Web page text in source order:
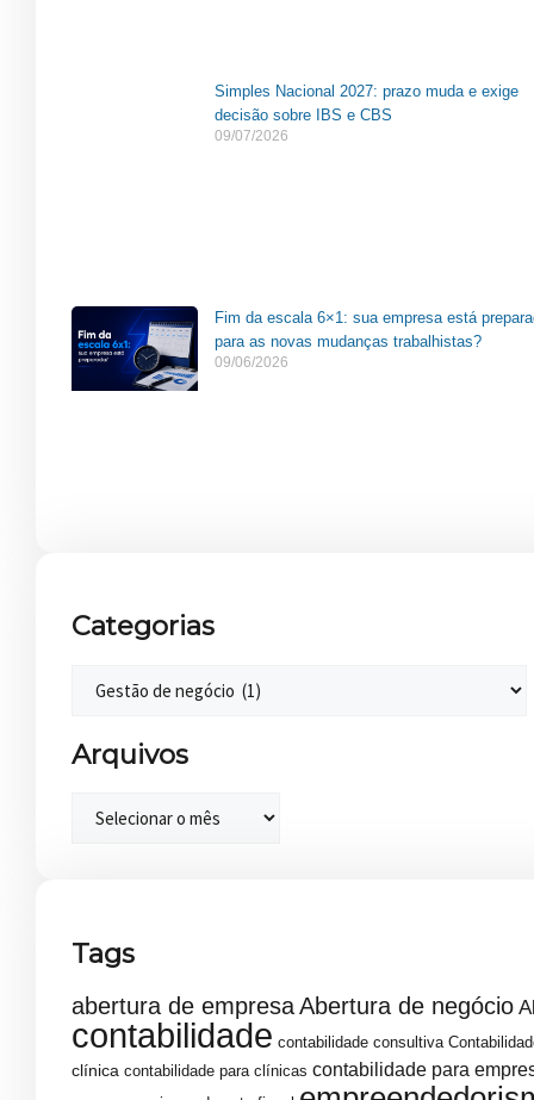
Simples Nacional 2027: prazo muda e exige
decisão sobre IBS e CBS
09/07/2026
Fim da escala 6×1: sua empresa está
para as novas mudanças trabalhistas?
09/06/2026
Categorias
Arquivos
Tags
abertura de empresaAbertura de negócio
contabilidade contabilidade consultiva
clínica contabilidade para clínicas contabilidade para